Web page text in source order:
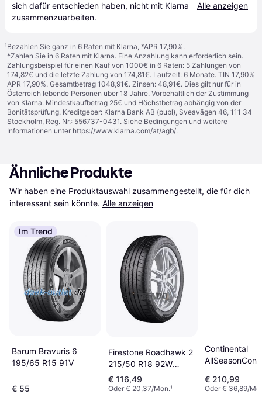
sich dafür entschieden haben, nicht mit Klarna
zusammenzuarbeiten.
Alle anzeigen
¹Bezahlen Sie ganz in 6 Raten mit Klarna, *APR 17,90%.
*Zahlen Sie in 6 Raten mit Klarna. Eine Anzahlung kann erforderlich sein.
Zahlungsbeispiel für einen Kauf von 1000€ in 6 Raten: 5 Zahlungen von
174,82€ und die letzte Zahlung von 174,81€. Laufzeit: 6 Monate. TIN 17,90%
APR 17,90%. Gesamtbetrag 1048,91€. Zinsen: 48,91€. Dies gilt nur für in
Österreich lebende Personen über 18 Jahre. Vorbehaltlich der Zustimmung
von Klarna. Mindestkaufbetrag 25€ und Höchstbetrag abhängig von der
Bonitätsprüfung. Kreditgeber: Klarna Bank AB (publ), Sveavägen 46, 111 34
Stockholm, Reg. Nr.: 556737-0431. Siehe Bedingungen und weitere
Informationen unter https://www.klarna.com/at/agb/.
Ähnliche Produkte
Wir haben eine Produktauswahl zusammengestellt, die für dich
interessant sein könnte. Alle anzeigen
Im Trend
Barum Bravuris 6
195/65 R15 91V
€ 55
Firestone Roadhawk 2
215/50 R18 92W
Enliten
€ 116,49
Oder € 20,37/Mon.¹
Continental
€ 210,99
Oder € 36,89/